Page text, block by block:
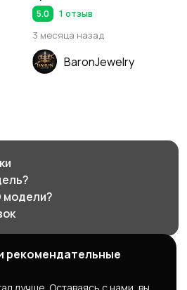
5.0
1 отзыв
3 месяца назад
BaronJewelry
модели?
ювелирного дизайна
рекомендательные